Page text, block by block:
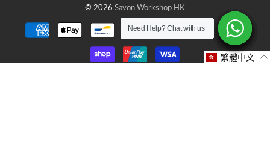
© 2026 Savon Workshop HK
Need Help? Chat with us
Need Help? Chat with us
Need Help? Chat with us
Need Help? Chat with us
Need Help? Chat with us
Need Help? Chat with us
Need Help? Chat with us
Need Help? Chat with us
繁體中文